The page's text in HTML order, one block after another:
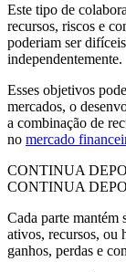
Este tipo de
recursos, riscos e
poderiam ser
independentemente.
Esses objetivos
mercados, o
a combinação de
no mercado
CONTINUA
CONTINUA
Cada parte mantém
ativos, recursos, ou
ganhos, perdas e